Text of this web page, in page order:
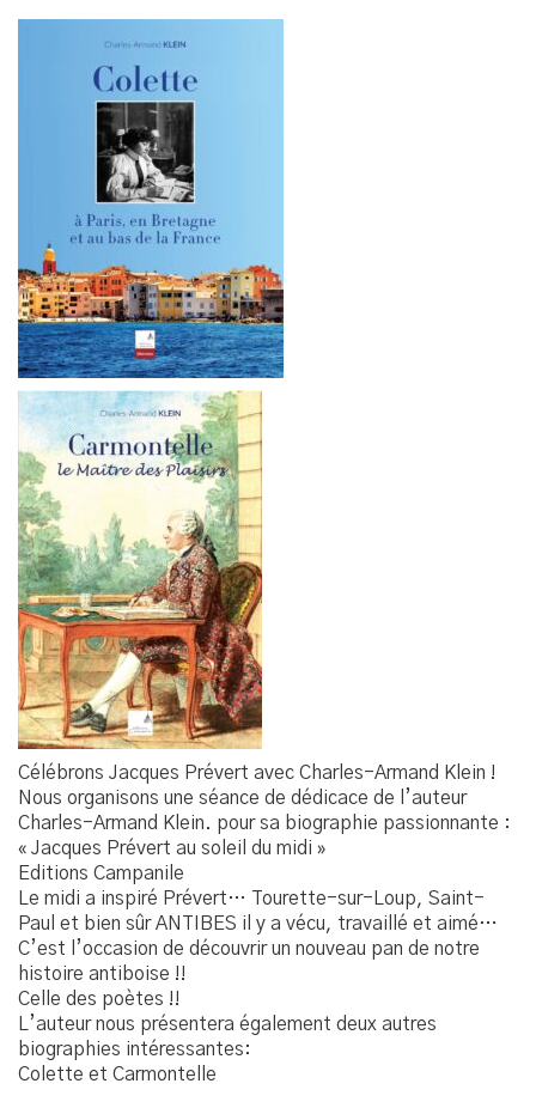
Célébrons Jacques Prévert avec Charles-Armand Klein !
Nous organisons une séance de dédicace de l’auteur
Charles-Armand Klein. pour sa biographie passionnante :
« Jacques Prévert au soleil du midi »
Editions Campanile
Le midi a inspiré Prévert… Tourette-sur-Loup, Saint-
Paul et bien sûr ANTIBES il y a vécu, travaillé et aimé…
C’est l’occasion de découvrir un nouveau pan de notre
histoire antiboise !!
Celle des poètes !!
L’auteur nous présentera également deux autres
biographies intéressantes:
Colette et Carmontelle